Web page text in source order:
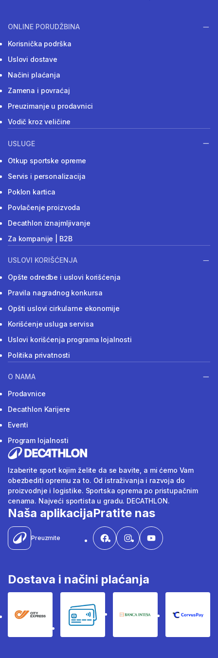
ONLINE PORUDŽBINA
Korisnička podrška
Uslovi dostave
Načini plaćanja
Zamena i povraćaj
Preuzimanje u prodavnici
Vodič kroz veličine
USLUGE
Otkup sportske opreme
Servis i personalizacija
Poklon kartica
Povlačenje proizvoda
Decathlon iznajmljivanje
Za kompanije | B2B
USLOVI KORIŠĆENJA
Opšte odredbe i uslovi korišćenja
Pravila nagradnog konkursa
Opšti uslovi cirkularne ekonomije
Korišćenje usluga servisa
Uslovi korišćenja programa lojalnosti
Politika privatnosti
O NAMA
Prodavnice
Decathlon Karijere
Eventi
Program lojalnosti
Izaberite sport kojim želite da se bavite, a mi ćemo Vam
obezbediti opremu za to. Od istraživanja i razvoja do
proizvodnje i logistike. Sportska oprema po pristupačnim
cenama. Najveći sportista u gradu. DECATHLON.
Naša aplikacija
Preuzmite
Pratite nas
Dostava i načini plaćanja
City Express Bankovne karticeBanka Intesa